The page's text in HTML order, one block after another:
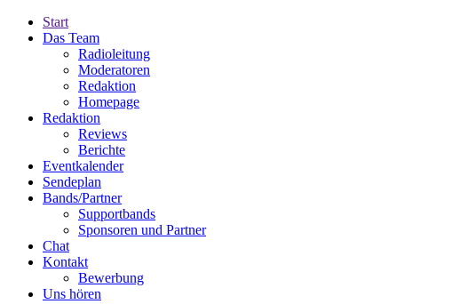
Start
Das Team
Radioleitung
Moderatoren
Redaktion
Homepage
Redaktion
Reviews
Berichte
Eventkalender
Sendeplan
Bands/Partner
Supportbands
Sponsoren und Partner
Chat
Kontakt
Bewerbung
Uns hören